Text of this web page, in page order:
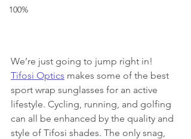
100%
We’re just going to jump right in!
Tifosi Optics makes some of the best
sport wrap sunglasses for an active
lifestyle. Cycling, running, and golfing
can all be enhanced by the quality and
style of Tifosi shades. The only snag,